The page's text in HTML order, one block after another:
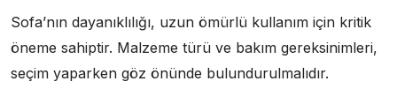
Sofa’nın dayanıklılığı, uzun ömürlü kullanım için kritik
öneme sahiptir. Malzeme türü ve bakım gereksinimleri,
seçim yaparken göz önünde bulundurulmalıdır.